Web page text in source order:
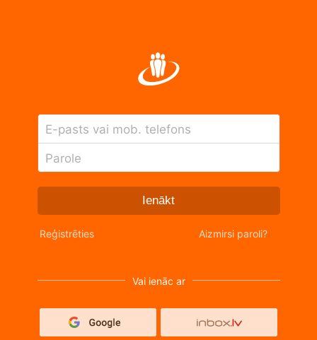
E-pasts vai mob. telefons
Parole
Ienākt
Reģistrēties Aizmirsi paroli?
Vai ienāc ar